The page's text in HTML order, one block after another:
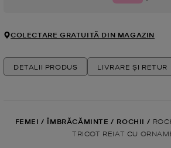
COLECTARE GRATUITĂ DIN MAGAZIN
DETALII PRODUS LIVRARE ȘI RETUR
FEMEI / ÎMBRĂCĂMINTE / ROCHII /
TRICOT REIAT CU